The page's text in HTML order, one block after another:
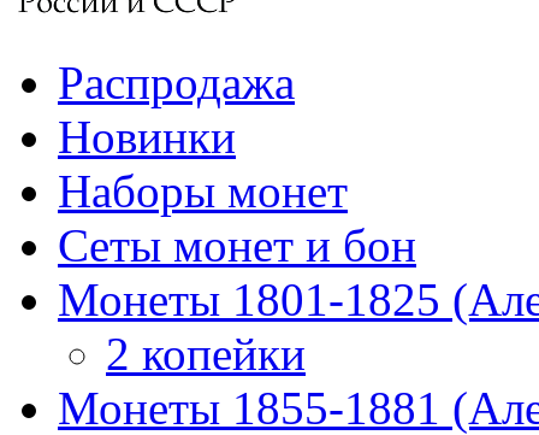
Распродажа
Новинки
Наборы монет
Сеты монет и бон
Монеты 1801-1825
2 копейки
Монеты 1855-1881